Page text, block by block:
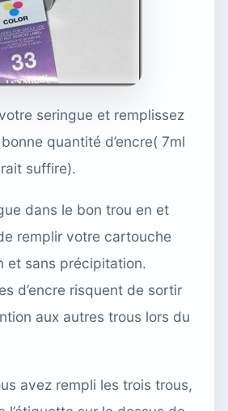
seringue et remplissez
quantité d’encre( 7ml
suffire).
dans le bon trou en et
remplir votre cartouche
et sans précipitation.
d’encre risquent de sortir
aux autres trous lors du
avez rempli les trois trous,